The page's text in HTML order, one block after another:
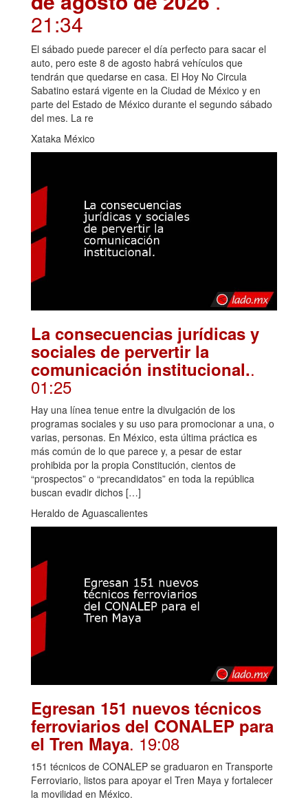
21:34
El sábado puede parecer el día perfecto para sacar el
auto, pero este 8 de agosto habrá vehículos que
tendrán que quedarse en casa. El Hoy No Circula
Sabatino estará vigente en la Ciudad de México y en
parte del Estado de México durante el segundo sábado
del mes. La re
Xataka México
La consecuencias jurídicas y
sociales de pervertir la
comunicación institucional..
01:25
Hay una línea tenue entre la divulgación de los
programas sociales y su uso para promocionar a una, o
varias, personas. En México, esta última práctica es
más común de lo que parece y, a pesar de estar
prohibida por la propia Constitución, cientos de
“prospectos” o “precandidatos” en toda la república
buscan evadir dichos […]
Heraldo de Aguascalientes
Egresan 151 nuevos técnicos
ferroviarios del CONALEP para
el Tren Maya. 19:08
151 técnicos de CONALEP se graduaron en Transporte
Ferroviario, listos para apoyar el Tren Maya y fortalecer
la movilidad en México.